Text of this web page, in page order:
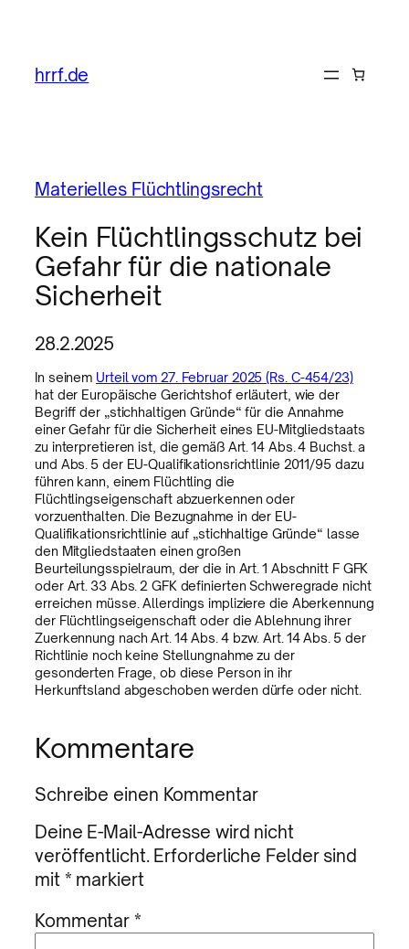
hrrf.de
Materielles Flüchtlingsrecht
Kein Flüchtlingsschutz bei
Gefahr für die nationale
Sicherheit
28.2.2025
In seinem Urteil vom 27. Februar 2025 (Rs. C-454/23)
hat der Europäische Gerichtshof erläutert, wie der
Begriff der „stichhaltigen Gründe“ für die Annahme
einer Gefahr für die Sicherheit eines EU-Mitgliedstaats
zu interpretieren ist, die gemäß Art. 14 Abs. 4 Buchst. a
und Abs. 5 der EU-Qualifikationsrichtlinie 2011/95 dazu
führen kann, einem Flüchtling die
Flüchtlingseigenschaft abzuerkennen oder
vorzuenthalten. Die Bezugnahme in der EU-
Qualifikationsrichtlinie auf „stichhaltige Gründe“ lasse
den Mitgliedstaaten einen großen
Beurteilungsspielraum, der die in Art. 1 Abschnitt F GFK
oder Art. 33 Abs. 2 GFK definierten Schweregrade nicht
erreichen müsse. Allerdings impliziere die Aberkennung
der Flüchtlingseigenschaft oder die Ablehnung ihrer
Zuerkennung nach Art. 14 Abs. 4 bzw. Art. 14 Abs. 5 der
Richtlinie noch keine Stellungnahme zu der
gesonderten Frage, ob diese Person in ihr
Herkunftsland abgeschoben werden dürfe oder nicht.
Kommentare
Schreibe einen Kommentar
Deine E-Mail-Adresse wird nicht
veröffentlicht. Erforderliche Felder sind
mit * markiert
Kommentar*